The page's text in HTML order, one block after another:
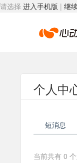
请选择 进入手机版 | 继
个人中
短消息
当前共有 0